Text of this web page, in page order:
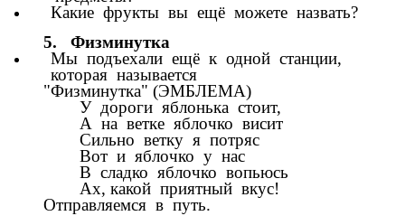
Какие фрукты вы ещё можете назвать?
5. Физминутка
Мы подъехали ещё к одной станции,
которая называется
"Физминутка" (ЭМБЛЕМА)
У дороги яблонька стоит,
А на ветке яблочко висит
Сильно ветку я потряс
Вот и яблочко у нас
В сладко яблочко вопьюсь
Ах, какой приятный вкус!
Отправляемся в путь.